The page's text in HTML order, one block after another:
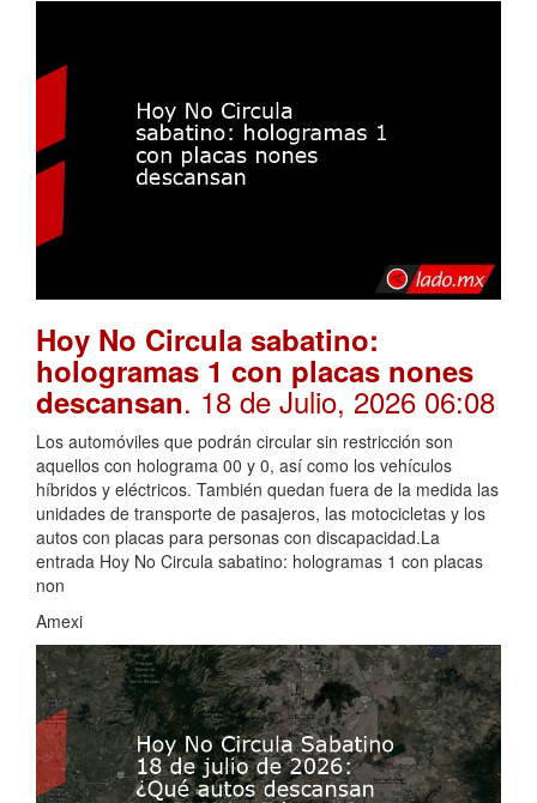
Hoy No Circula sabatino:
hologramas 1 con placas nones
descansan. 18 de Julio, 2026 06:08
Los automóviles que podrán circular sin restricción son
aquellos con holograma 00 y 0, así como los vehículos
híbridos y eléctricos. También quedan fuera de la medida las
unidades de transporte de pasajeros, las motocicletas y los
autos con placas para personas con discapacidad.La
entrada Hoy No Circula sabatino: hologramas 1 con placas
non
Amexi